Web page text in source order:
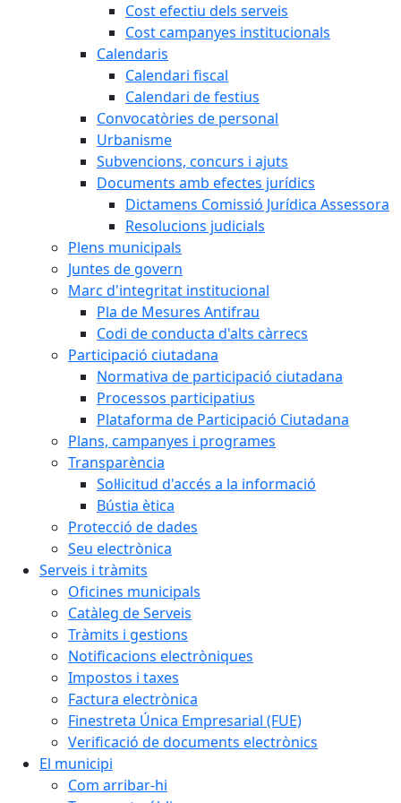
Cost efectiu dels serveis
Cost campanyes institucionals
Calendaris
Calendari fiscal
Calendari de festius
Convocatòries de personal
Urbanisme
Subvencions, concurs i ajuts
Documents amb efectes jurídics
Dictamens Comissió Jurídica Assessora
Resolucions judicials
Plens municipals
Juntes de govern
Marc d'integritat institucional
Pla de Mesures Antifrau
Codi de conducta d'alts càrrecs
Participació ciutadana
Normativa de participació ciutadana
Processos participatius
Plataforma de Participació Ciutadana
Plans, campanyes i programes
Transparència
Sol·licitud d'accés a la informació
Bústia ètica
Protecció de dades
Seu electrònica
Serveis i tràmits
Oficines municipals
Catàleg de Serveis
Tràmits i gestions
Notificacions electròniques
Impostos i taxes
Factura electrònica
Finestreta Única Empresarial (FUE)
Verificació de documents electrònics
El municipi
Com arribar-hi